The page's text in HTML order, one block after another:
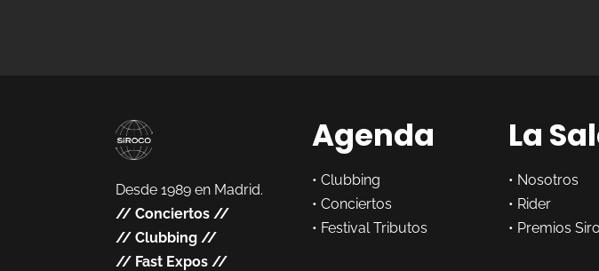
Desde 1989 en Madrid.
// Conciertos //
// Clubbing //
// Fast Expos //
Agenda
• Clubbing
• Conciertos
• Festival Tributos
La
• Nosotros
• Rider
• Premios